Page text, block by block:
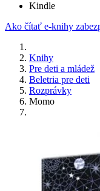
Kindle
Ako čítať e-knihy
Knihy
Pre deti a mládež
Beletria pre deti
Rozprávky
Momo